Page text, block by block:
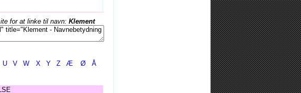
for at linke til navn: Klement
U V W X Y Z Æ Ø Å